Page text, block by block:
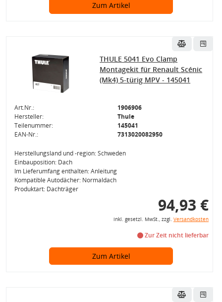
Zum Artikel
THULE 5041 Evo Clamp
Montagekit für Renault Scénic
(Mk4) 5-türig MPV - 145041
Art.Nr.:
1906906
Hersteller:
Thule
Teilenummer:
145041
EAN-Nr.:
7313020082950
Herstellungsland und -region: Schweden
Einbauposition: Dach
Im Lieferumfang enthalten: Anleitung
Kompatible Autodächer: Normaldach
Produktart: Dachträger
94,93 €
inkl. gesetzl. MwSt., zzgl. Versandkosten
Zur Zeit nicht lieferbar
Zum Artikel